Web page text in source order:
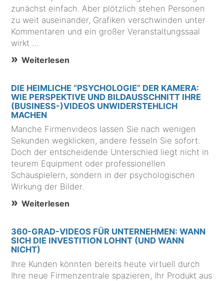
zunächst einfach. Aber plötzlich stehen Personen
zu weit auseinander, Grafiken verschwinden unter
Kommentaren und ein großer Veranstaltungssaal
wirkt …
Weiterlesen
DIE HEIMLICHE “PSYCHOLOGIE” DER KAMERA:
WIE PERSPEKTIVE UND BILDAUSSCHNITT IHRE
(BUSINESS-)VIDEOS UNWIDERSTEHLICH
MACHEN
Manche Firmenvideos lassen Sie nach wenigen
Sekunden wegklicken, andere fesseln Sie sofort.
Doch der entscheidende Unterschied liegt nicht in
teurem Equipment oder professionellen
Schauspielern, sondern in der psychologischen
Wirkung der Bilder.
Weiterlesen
360-GRAD-VIDEOS FÜR UNTERNEHMEN: WANN
SICH DIE INVESTITION LOHNT (UND WANN
NICHT)
Ihre Kunden könnten bereits heute virtuell durch
Ihre neue Firmenzentrale spazieren, Ihr Produkt aus